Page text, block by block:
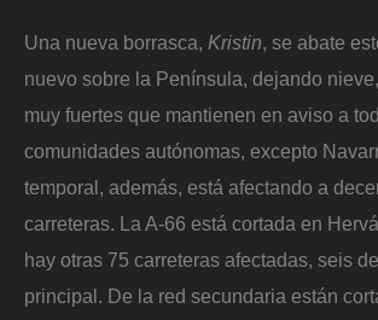
Una nueva borrasca, Kristin, se abate
nuevo sobre la Península, dejando
muy fuertes que mantienen en aviso a
comunidades autónomas, excepto
temporal, además, está afectando a
carreteras. La A-66 está cortada en
hay otras 75 carreteras afectadas, seis
principal. De la red secundaria están